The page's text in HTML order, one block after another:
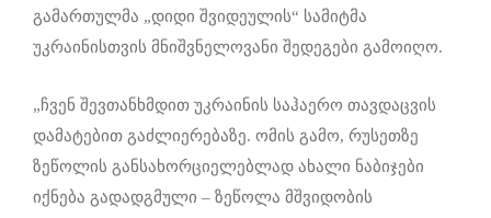
გამართულმა „დიდი შვიდეულის“ სამიტმა
უკრაინისთვის მნიშვნელოვანი შედეგები გამოიღო.
„ჩვენ შევთანხმდით უკრაინის საჰაერო თავდაცვის
დამატებით გაძლიერებაზე. ომის გამო, რუსეთზე
ზეწოლის განსახორციელებლად ახალი ნაბიჯები
იქნება გადადგმული – ზეწოლა მშვიდობის